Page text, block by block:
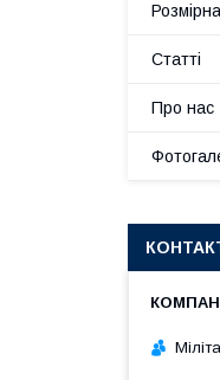
Статті
Про нас